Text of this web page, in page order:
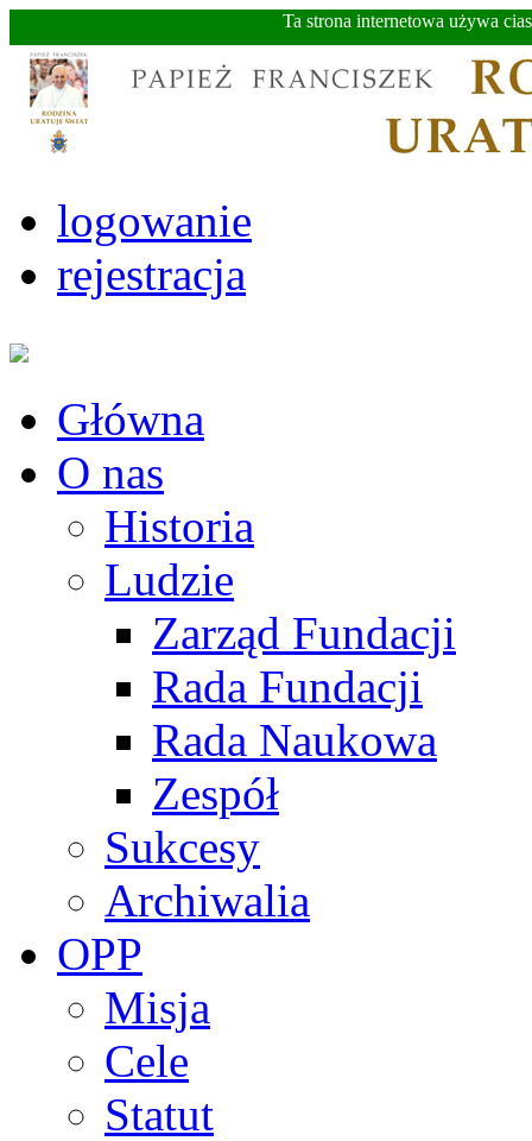
Ta strona internetowa używa
logowanie
rejestracja
Główna
O nas
Historia
Ludzie
Zarząd Fundacji
Rada Fundacji
Rada Naukowa
Zespół
Sukcesy
Archiwalia
OPP
Misja
Cele
Statut